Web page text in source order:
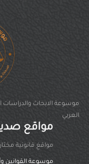
موسوعة الابحاث والدراسات
العربي
مواقع
مواقغ قانونية
موسوعة القوانين